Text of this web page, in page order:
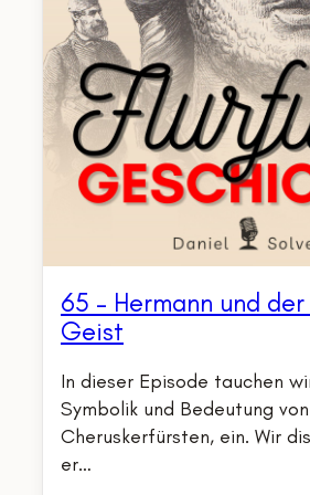
65 – Hermann und
Geist
In dieser Episode tauchen
Symbolik und Bedeutung
Cheruskerfürsten, ein. Wir
er…